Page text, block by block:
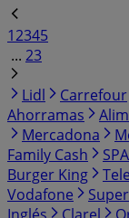
12345
... 23
Lidl
Carrefour
Ahorramas
Mercadona
Family Cash
Burger King
Vodafone